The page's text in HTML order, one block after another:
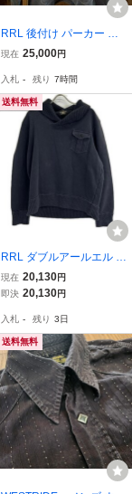
RRL 後付け パーカー ロ
ゴプリント セパポケ セパ
現在 25,000円
入札 - 残り 7時間
送料無料
RRL ダブルアールエル ネ
イビー スウェット ショー
ルカラー ネイビー L トッ
古
現在 20,130円
即決 20,130円
入札 - 残り 3日
送料無料